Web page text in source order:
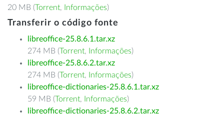
20 MB (Torrent, Informações)
Transferir o código fonte
libreoffice-25.8.6.1.tar.xz
274 MB (Torrent, Informações)
libreoffice-25.8.6.2.tar.xz
274 MB (Torrent, Informações)
libreoffice-dictionaries-25.8.6.1.tar.xz
59 MB (Torrent, Informações)
libreoffice-dictionaries-25.8.6.2.tar.xz